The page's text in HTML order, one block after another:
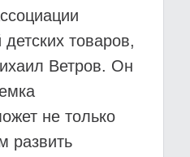
товаров,
Ветров. Он
не только
развить